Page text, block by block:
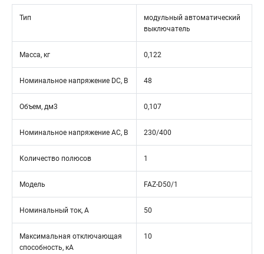
Тип
модульный автоматический
выключатель
Масса, кг 0,122
Номинальное напряжение DC, В 48
Объем, дм3 0,107
Номинальное напряжение АС, В 230/400
Количество полюсов 1
Модель FAZ-D50/1
Номинальный ток, А 50
Максимальная отключающая
способность, кА
10